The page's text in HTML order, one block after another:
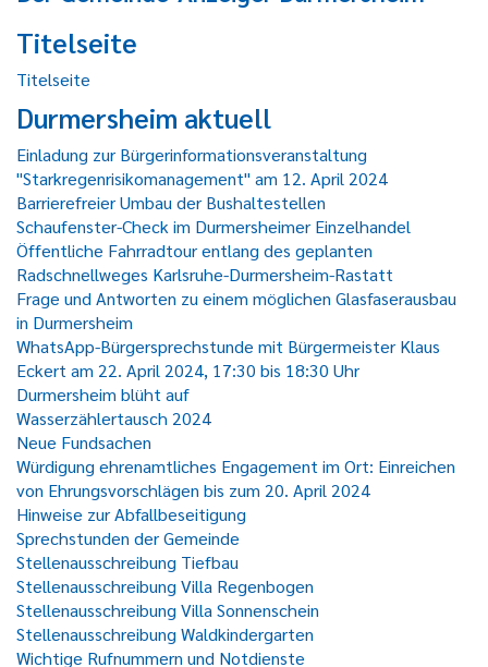
Titelseite
Titelseite
Durmersheim aktuell
Einladung zur Bürgerinformationsveranstaltung
"Starkregenrisikomanagement" am 12. April 2024
Barrierefreier Umbau der Bushaltestellen
Schaufenster-Check im Durmersheimer Einzelhandel
Öffentliche Fahrradtour entlang des geplanten
Radschnellweges Karlsruhe-Durmersheim-Rastatt
Frage und Antworten zu einem möglichen Glasfaserausbau
in Durmersheim
WhatsApp-Bürgersprechstunde mit Bürgermeister Klaus
Eckert am 22. April 2024, 17:30 bis 18:30 Uhr
Durmersheim blüht auf
Wasserzählertausch 2024
Neue Fundsachen
Würdigung ehrenamtliches Engagement im Ort: Einreichen
von Ehrungsvorschlägen bis zum 20. April 2024
Hinweise zur Abfallbeseitigung
Sprechstunden der Gemeinde
Stellenausschreibung Tiefbau
Stellenausschreibung Villa Regenbogen
Stellenausschreibung Villa Sonnenschein
Stellenausschreibung Waldkindergarten
Wichtige Rufnummern und Notdienste